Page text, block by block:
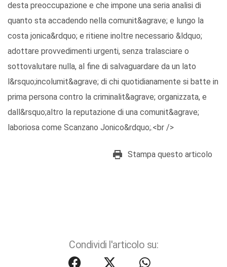
desta preoccupazione e che impone una seria analisi di
quanto sta accadendo nella comunit&agrave; e lungo la
costa jonica&rdquo; e ritiene inoltre necessario &ldquo;
adottare provvedimenti urgenti, senza tralasciare o
sottovalutare nulla, al fine di salvaguardare da un lato
l&rsquo;incolumit&agrave; di chi quotidianamente si batte in
prima persona contro la criminalit&agrave; organizzata, e
dall&rsquo;altro la reputazione di una comunit&agrave;
laboriosa come Scanzano Jonico&rdquo;.<br />
Stampa questo articolo
Condividi l'articolo su: